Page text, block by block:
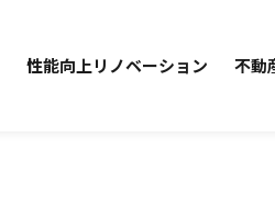
性能向上リノベーション 不動